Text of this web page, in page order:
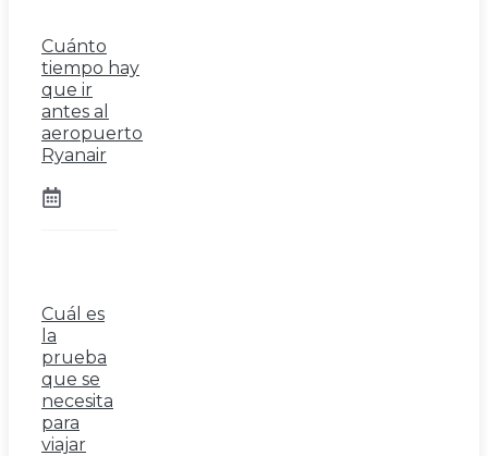
Cuánto
tiempo hay
que ir
antes al
aeropuerto
Ryanair
Cuál es
la
prueba
que se
necesita
para
viajar